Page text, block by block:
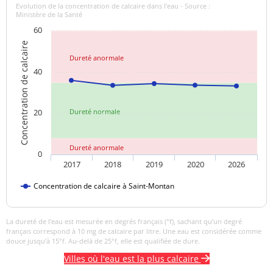
anormal
pH
Saveur (qualitatif)
Aucun
changement
Sulfates
Titre alcalimétrique
32,50 °f
Température de l'eau 14,2 °C
Turbidité
néphélométrique NFU
0,12 NFU
Dureté normale
Dureté anormale
Dureté anormale
Concentration de calcaire
Evolution de la concentration de calcaire dans l'eau - Source :
Ministère de la Santé
Concentration de calcaire à Saint-Montan
2017 2018 2019 2020 2026
0
20
40
60
La dureté de l’eau est mesurée en degrés français (°f), sachant qu’un degré
français correspond à 10 mg de calcaire par litre. Une eau est considérée comme
douce jusqu’à 15°f. Au-delà de 25°f, elle est qualifiée de dure.
Villes où l'eau est la plus calcaire